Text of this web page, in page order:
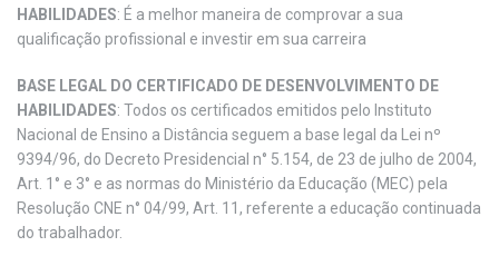
HABILIDADES: É a melhor maneira de comprovar a sua
qualificação profissional e investir em sua carreira
BASE LEGAL DO CERTIFICADO DE DESENVOLVIMENTO DE
HABILIDADES: Todos os certificados emitidos pelo Instituto
Nacional de Ensino a Distância seguem a base legal da Lei nº
9394/96, do Decreto Presidencial n° 5.154, de 23 de julho de 2004,
Art. 1° e 3° e as normas do Ministério da Educação (MEC) pela
Resolução CNE n° 04/99, Art. 11, referente a educação continuada
do trabalhador.